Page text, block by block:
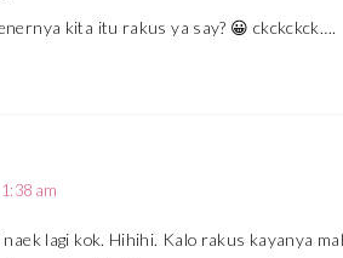
kita itu rakus ya say? 😀 ckckckck….
am
lagi kok. Hihihi. Kalo rakus kayanya